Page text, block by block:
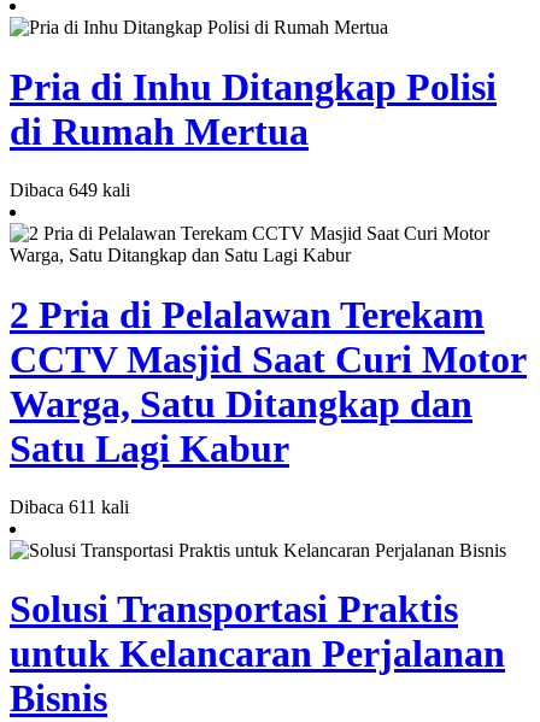
Pria di Inhu Ditangkap Polisi
di Rumah Mertua
Dibaca 649 kali
2 Pria di Pelalawan Terekam
CCTV Masjid Saat Curi Motor
Warga, Satu Ditangkap dan
Satu Lagi Kabur
Dibaca 611 kali
Solusi Transportasi Praktis
untuk Kelancaran Perjalanan
Bisnis